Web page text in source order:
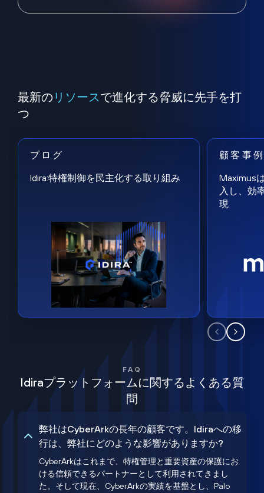
最新の リソースで進化する脅威に先手を打
つ
ブログ
Idira:特権制御を民主化する取り組み
顧客事
Maximus
入し、効
現
FAQ
Idiraプラットフォームに関するよくある質
問
弊社はCyberArkの長年の顧客です。Idiraへの移
行は、弊社にどのような影響がありますか?
CyberArkはこれまで、特権管理と重要資産の保護にお
ける信頼できるパートナーとして利用されてきまし
た。そして現在、CyberArkの実績を基盤とし、Palo